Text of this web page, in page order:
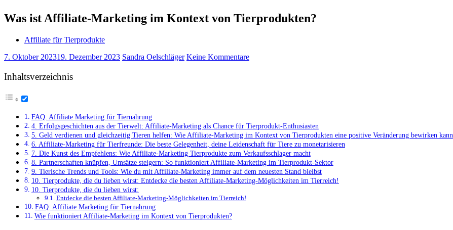
Was ist Affiliate-Marketing im Kontext von Tierprodukten?
Affiliate für Tierprodukte
7. Oktober 202319. Dezember 2023 Sandra Oelschläger Keine Kommentare
Inhaltsverzeichnis
FAQ: Affiliate Marketing für Tiernahrung
4.⁣ Erfolgsgeschichten ⁢aus ⁤der Tierwelt: Affiliate-Marketing ‍als Chance für ⁤Tierprodukt-Enthusiasten
5. ‍Geld verdienen‌ und gleichzeitig Tieren helfen: Wie Affiliate-Marketing im Kontext​ von Tierprodukten ⁣eine positive Veränderung bewirken kann
6.​ Affiliate-Marketing‌ für ⁤Tierfreunde: Die ‌beste Gelegenheit, deine Leidenschaft für Tiere zu monetarisieren
7. Die ​Kunst des⁢ Empfehlens: Wie Affiliate-Marketing⁢ Tierprodukte​ zum Verkaufsschlager macht
8. Partnerschaften knüpfen, Umsätze steigern: So funktioniert Affiliate-Marketing im Tierprodukt-Sektor
9.⁣ Tierische Trends und⁣ Tools: Wie du‌ mit Affiliate-Marketing immer auf dem ​neuesten Stand bleibst
10. Tierprodukte, die du lieben wirst: Entdecke ‍die besten Affiliate-Marketing-Möglichkeiten im Tierreich!
10. Tierprodukte, ​die du lieben⁣ wirst:
Entdecke die besten Affiliate-Marketing-Möglichkeiten im Tierreich!
FAQ: Affiliate Marketing für Tiernahrung
Wie funktioniert Affiliate-Marketing im Kontext ‌von Tierprodukten?